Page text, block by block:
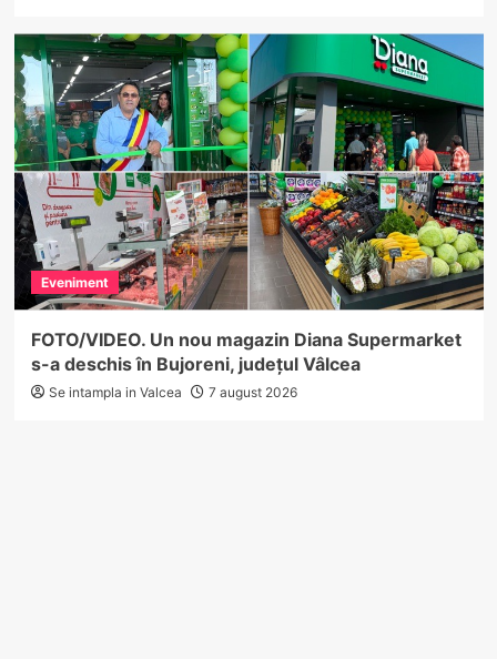
Eveniment
FOTO/VIDEO. Un nou magazin Diana Supermarket
s-a deschis în Bujoreni, județul Vâlcea
Se intampla in Valcea 7 august 2026